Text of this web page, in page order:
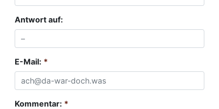
Antwort auf:
E-Mail: *
Kommentar: *